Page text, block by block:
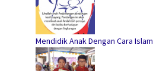
Mendidik Anak Dengan Cara Islam